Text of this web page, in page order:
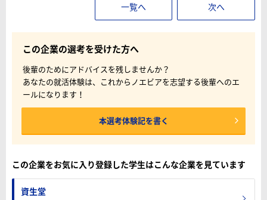
一覧へ 次へ
この企業の選考を受けた方へ
後輩のためにアドバイスを残しませんか？
あなたの就活体験は、これからノエビアを志望する後輩へのエ
ールになります！
本選考体験記を書く
この企業をお気に入り登録した学生はこんな企業を見ています
資生堂